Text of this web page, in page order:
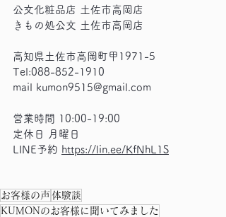
公文化粧品店 土佐市高岡店
きもの処公文 土佐市高岡店
高知県土佐市高岡町甲1971-5
Tel:088-852-1910
mail kumon9515@gmail.com
営業時間 10:00-19:00
定休日 月曜日
LINE予約 https://lin.ee/KfNhL1S
お客様の声 体験談
KUMONのお客様に聞いてみました